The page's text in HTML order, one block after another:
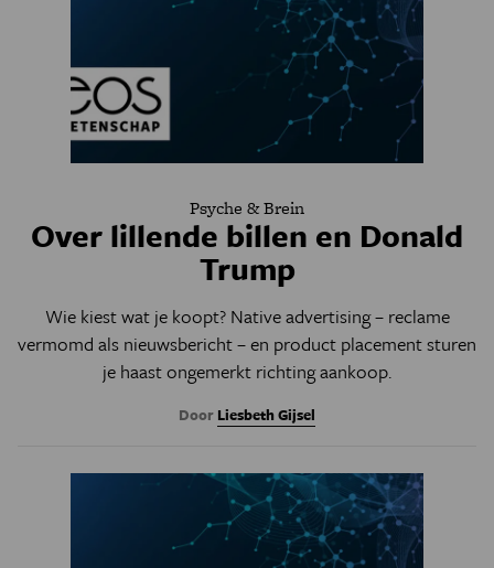
Psyche & Brein
Over lillende billen en Donald
Trump
Wie kiest wat je koopt? Native advertising – reclame
vermomd als nieuwsbericht – en product placement sturen
je haast ongemerkt richting aankoop.
Door Liesbeth Gijsel